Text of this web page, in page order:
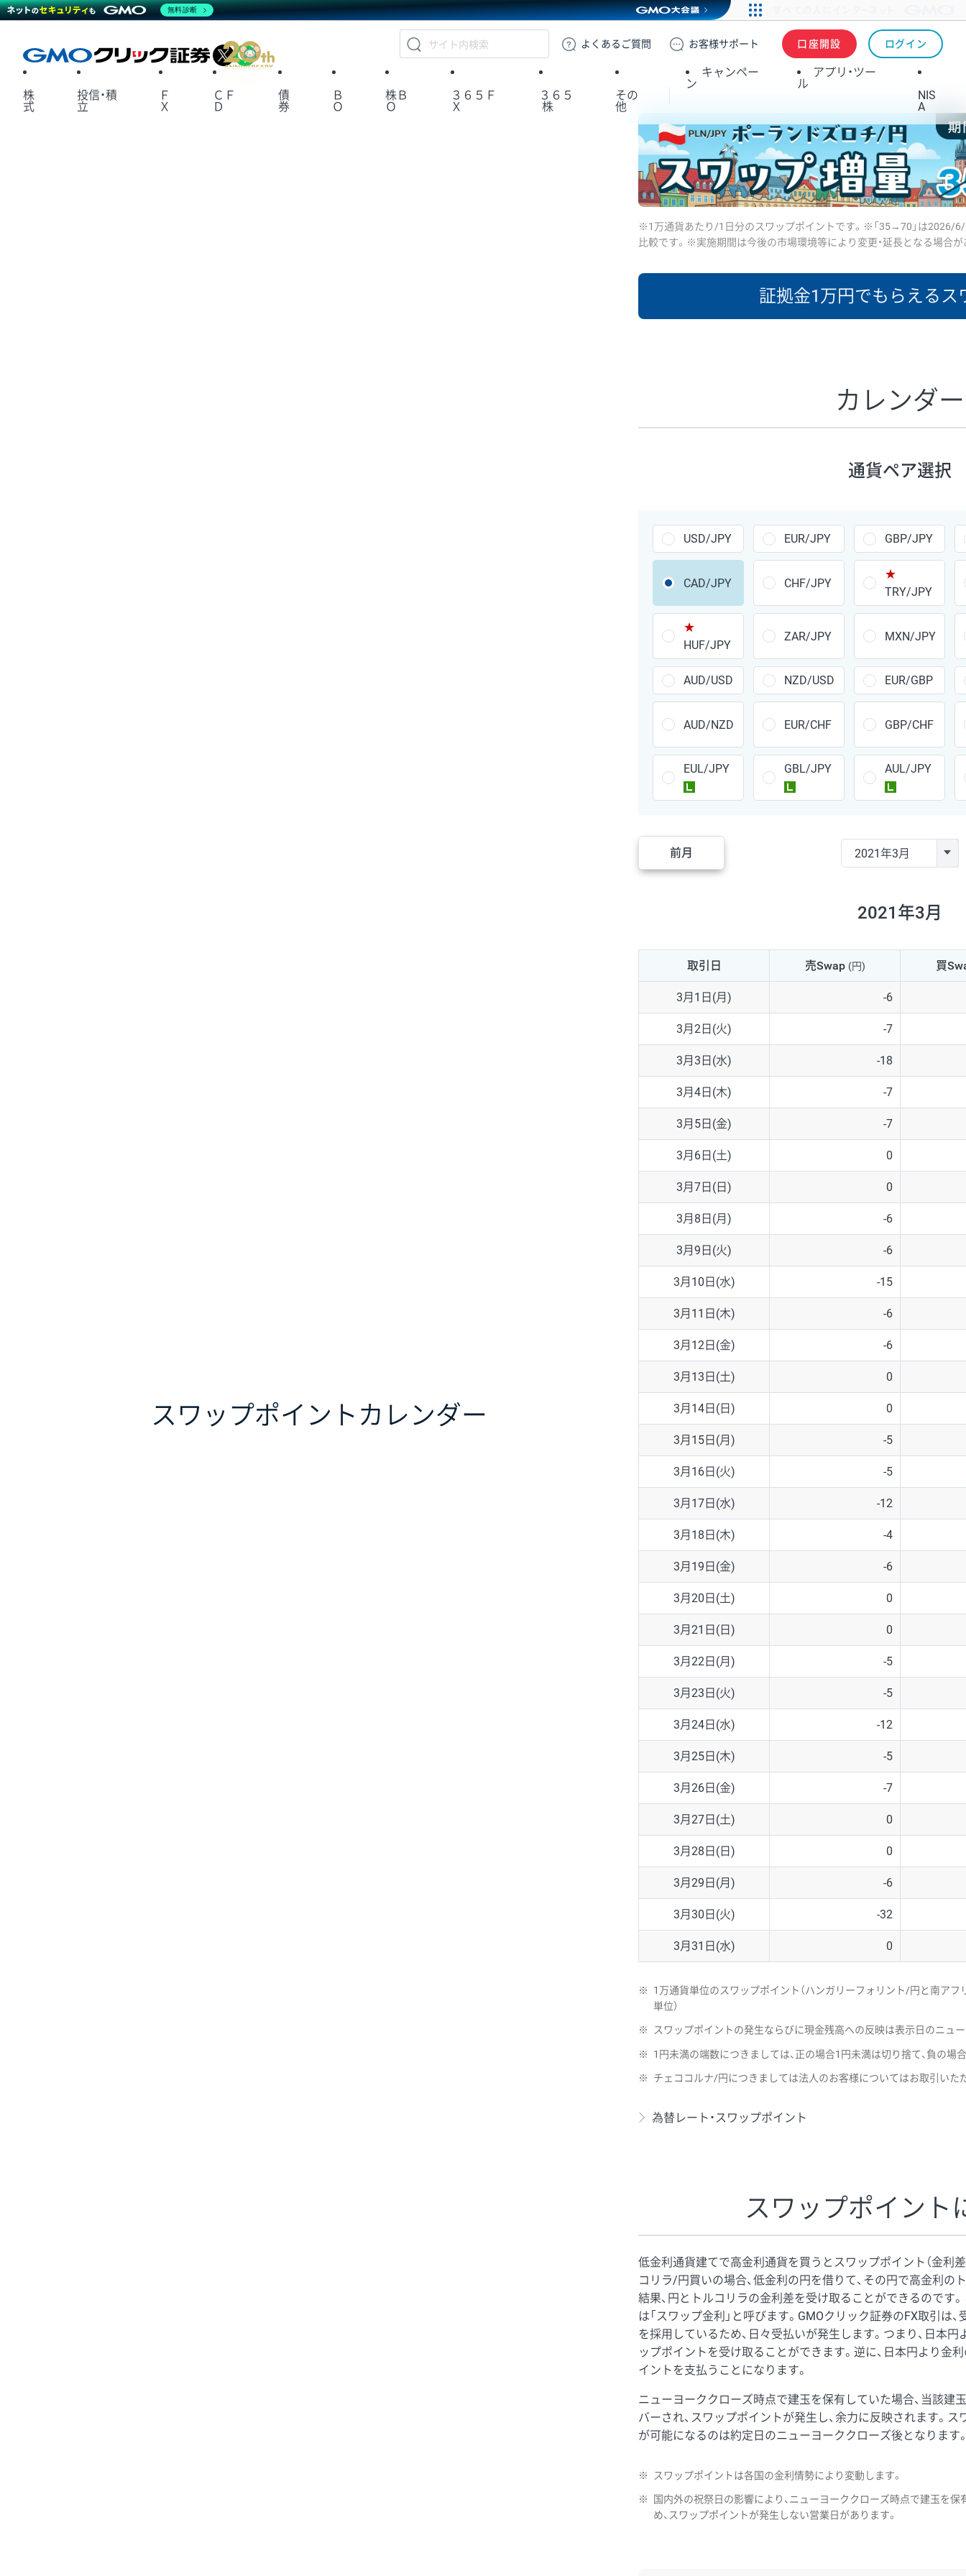
GMOクリック証券
よくある ご質問 お客様サポート 口座開設 ログイン
X
株
式
投信・積
立
Ｆ
Ｘ
ＣＦ
Ｄ
債
券
Ｂ
Ｏ
株Ｂ
Ｏ
３６５Ｆ
Ｘ
３６５
株
その
他
キャンペー
ン
アプリ・ツー
ル
NIS
A
スワップポイント カレンダー
※1万通貨あたり/1日分のスワップポイントです。※「35→70」は2026/6/
比較です。※実施期間は今後の市場環境等により変更・延長となる場合が
証拠金1万円でもらえるス
あたりの
ポイント
GBP/JPY 170円
AUD/JPY 106円
NZD/JPY 28円
CAD/JPY 38円
CHF/JPY 34円
PLN/JPY 35円
HUF/JPY 16円
ZAR/JPY 130円
MXN/JPY 140円
AUD/USD
NZD/USD 41円
EUR/GBP 71円
EUR/AUD 103円
GBP/AUD 43円
AUD/NZD 66円
EUR/CHF 111円
GBP/CHF 220円
USD/CHF 160円
※取引証拠金は同日の当社為替レート（ニューヨーククローズ・MIDレ
※ハンガリーフォリント/円と南アフリカランド/円とメキシコペソ/
カレンダー
通貨ペア選択
USD/JPY EUR/JPY GBP/JPY
CAD/JPY CHF/JPY
★
TRY/JPY
★
HUF/JPY
ZAR/JPY MXN/JPY
AUD/USD NZD/USD EUR/GBP
AUD/NZD EUR/CHF GBP/CHF
EUL/JPY
GBL/JPY
AUL/JPY
前月
2021年3月
取引日 売Swap (円) 買
3月1日(月) -6
3月2日(火) -7
3月3日(水) -18
3月4日(木) -7
3月5日(金) -7
3月6日(土) 0
3月7日(日) 0
3月8日(月) -6
3月9日(火) -6
3月10日(水) -15
3月11日(木) -6
3月12日(金) -6
3月13日(土) 0
3月14日(日) 0
3月15日(月) -5
3月16日(火) -5
3月17日(水) -12
3月18日(木) -4
3月19日(金) -6
3月20日(土) 0
3月21日(日) 0
3月22日(月) -5
3月23日(火) -5
3月24日(水) -12
3月25日(木) -5
3月26日(金) -7
3月27日(土) 0
3月28日(日) 0
3月29日(月) -6
3月30日(火) -32
3月31日(水) 0
※
1万通貨単位のスワップポイント（ハンガリーフォリント/円と南ア
単位）
※ スワップポイントの発生ならびに現金残高への反映は表示日のニュ
※ 1円未満の端数につきましては、正の場合1円未満は切り捨て、負の場
※ チェココルナ/円につきましては法人のお客様についてはお取引いた
為替レート・スワップポイント
スワップポイント
低金利通貨建てで高金利通貨を買うとスワップポイント（金利
コリラ/円買いの場合、低金利の円を借りて、その円で高金利の
結果、円とトルコリラの金利差を受け取ることができるのです
は「スワップ金利」と呼びます。GMOクリック証券のFX取引は
を採用しているため、日々受払いが発生します。つまり、日本
ップポイントを受け取ることができます。逆に、日本円より金
イントを支払うことになります。
ニューヨーククローズ時点で建玉を保有していた場合、当該建
バーされ、スワップポイントが発生し、余力に反映されます。
が可能になるのは約定日のニューヨーククローズ後となります
※ スワップポイントは各国の金利情勢により変動します。
※
国内外の祝祭日の影響により、ニューヨーククローズ時点で建玉を
め、スワップポイントが発生しない営業日があります。
無料診断